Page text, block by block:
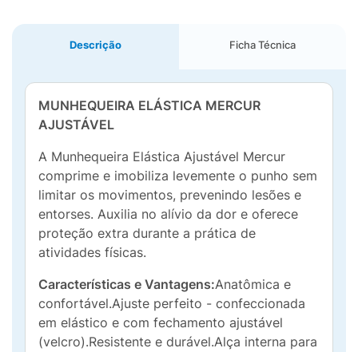
Descrição Ficha Técnica
MUNHEQUEIRA ELÁSTICA MERCUR
AJUSTÁVEL
A Munhequeira Elástica Ajustável Mercur
comprime e imobiliza levemente o punho sem
limitar os movimentos, prevenindo lesões e
entorses. Auxilia no alívio da dor e oferece
proteção extra durante a prática de
atividades físicas.
Características e Vantagens:Anatômica e
confortável.Ajuste perfeito - confeccionada
em elástico e com fechamento ajustável
(velcro).Resistente e durável.Alça interna para